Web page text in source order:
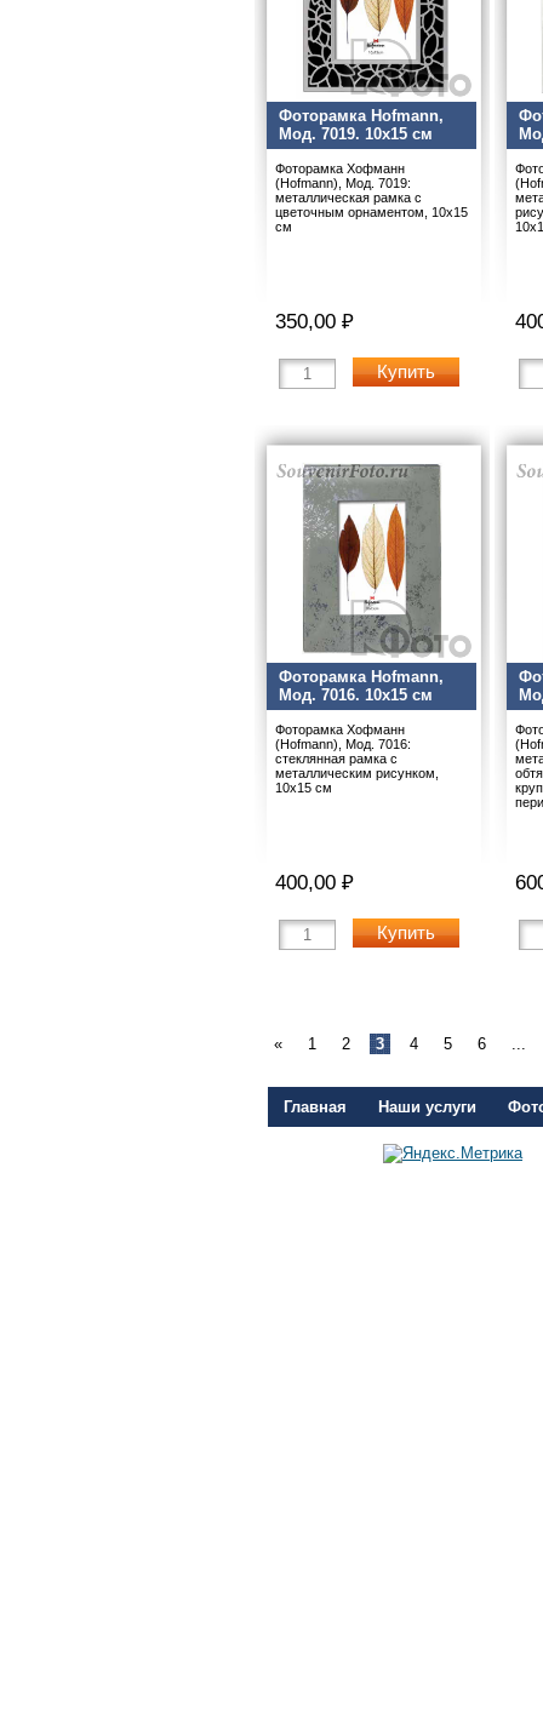
Фоторамка Hofmann,
Мод. 7019. 10x15 см
Фоторамка Хофманн
(Hofmann), Мод. 7019:
металлическая рамка с
цветочным орнаментом, 10х15
см
350,00 ₽
Купить
Фоторамка Hofmann,
Мод. 7016. 10x15 см
Фоторамка Хофманн
(Hofmann), Мод. 7016:
стеклянная рамка с
металлическим рисунком,
10х15 см
400,00 ₽
Купить
« 1 2 3 4 5 6 ...
Главная Наши услуги